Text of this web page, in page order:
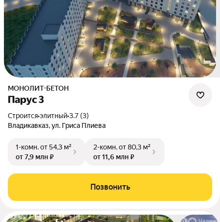
МОНОЛИТ-БЕТОН
Парус 3
Строится•элитный•3.7 (3)
Владикавказ, ул. Гриса Плиева
1-комн.от 54,3 м²
от 7,9 млн ₽
2-комн.от 80,3 м²
от 11,6 млн ₽
Позвонить